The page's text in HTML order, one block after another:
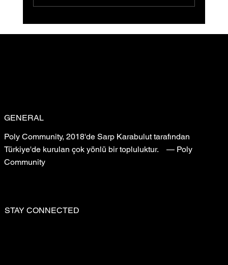
GENERAL
Poly Community, 2018'de Sarp Karabulut tarafından
Türkiye'de kurulan çok yönlü bir topluluktur. — Poly
Community
STAY CONNECTED